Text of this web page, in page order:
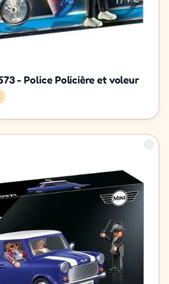
- Police Policière et voleur